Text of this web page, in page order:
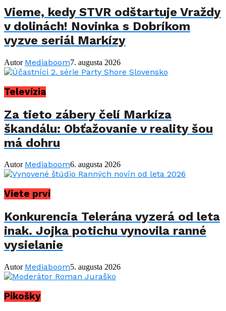
Vieme, kedy STVR odštartuje Vraždy
v dolinách! Novinka s Dobríkom
vyzve seriál Markízy
Autor Mediaboom7. augusta 2026
Televízia
Za tieto zábery čelí Markíza
škandálu: Obťažovanie v reality šou
má dohru
Autor Mediaboom6. augusta 2026
Viete prví
Konkurencia Telerána vyzerá od leta
inak. Jojka potichu vynovila ranné
vysielanie
Autor Mediaboom5. augusta 2026
Pikošky